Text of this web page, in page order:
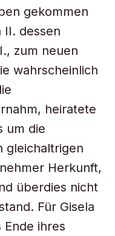
gekommen
II. dessen
zum neuen
wahrscheinlich
heiratete
um die
gleichaltrigen
Herkunft,
überdies nicht
Für Gisela
ihres